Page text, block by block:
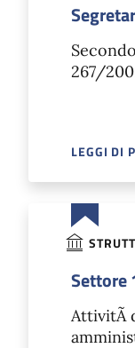
267/
LEGGI DI
Settore
AttivitÃ